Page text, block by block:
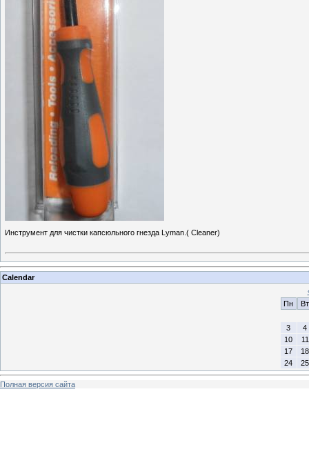
Инструмент для чистки капсюльного гнезда Lyman.( Cleaner)
Calendar
Пн
Вт
3
4
10
11
17
18
24
25
Полная версия сайта